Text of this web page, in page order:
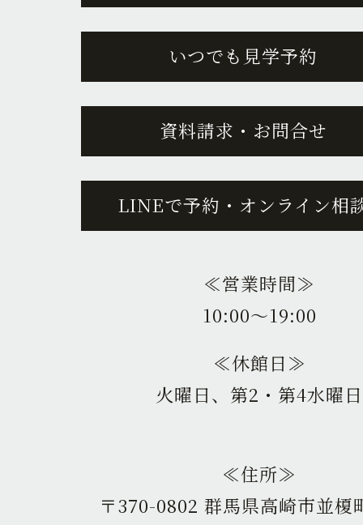
いつでも見学予約
資料請求・お問合せ
LINEで予約・オンライン相
≪営業時間≫
10:00〜19:00
≪休館日≫
火曜日、第2・第4水曜日
≪住所≫
〒370-0802 群馬県高崎市並榎